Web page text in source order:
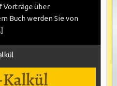
Vorträge über
Buch werden Sie von